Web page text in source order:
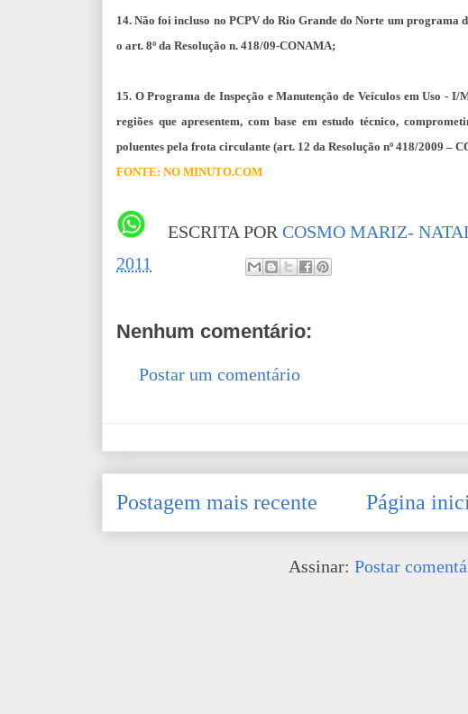
14. Não foi incluso no PCPV do Rio Grande do Norte um programa
o art. 8º da Resolução n. 418/09-CONAMA;
15. O Programa de Inspeção e Manutenção de Veículos em Uso -
regiões que apresentem, com base em estudo técnico,
poluentes pela frota circulante (art. 12 da Resolução nº 418/2009 –
FONTE: NO MINUTO.COM
ESCRITA POR COSMO MARIZ-
2011
Nenhum comentário:
Postar um comentário
Postagem mais recente Página
Assinar: Postar